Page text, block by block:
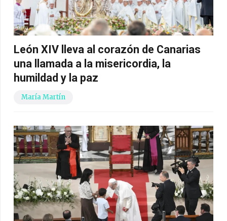
León XIV lleva al corazón de Canarias
una llamada a la misericordia, la
humildad y la paz
María Martín